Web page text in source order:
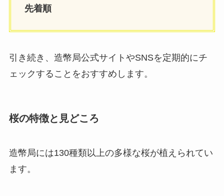
先着順
引き続き、造幣局公式サイトやSNSを定期的にチ
ェックすることをおすすめします。
桜の特徴と見どころ
造幣局には130種類以上の多様な桜が植えられてい
ます。